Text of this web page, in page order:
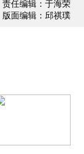
责任编辑：于海荣
版面编辑：邱祺璞